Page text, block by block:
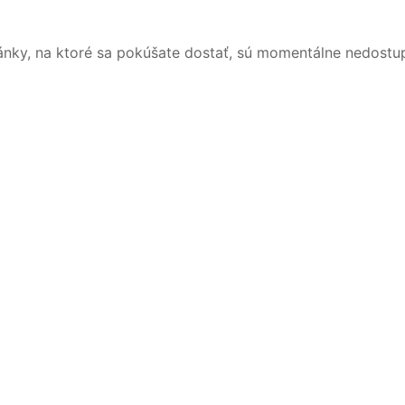
na ktoré sa pokúšate dostať, sú momentálne